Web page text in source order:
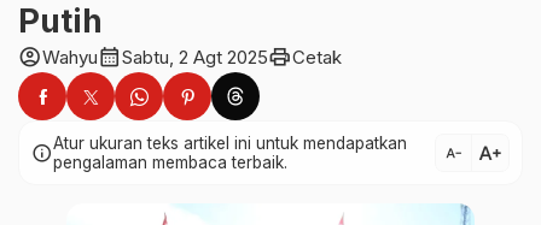
Putih
account_circleWahyucalendar_monthSabtu, 2 Agt 2025printCetak
infoAtur ukuran teks artikel ini untuk mendapatkan
pengalaman membaca terbaik.
text_decrease text_increase